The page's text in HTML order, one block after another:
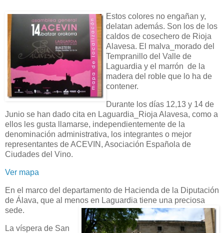
Estos colores no engañan y,
delatan además. Son los de los
caldos de cosechero de Rioja
Alavesa. El malva_morado del
Tempranillo del Valle de
Laguardia y el marrón de la
madera del roble que lo ha de
contener.
Durante los días 12,13 y 14 de
Junio se han dado cita en Laguardia_Rioja Alavesa, como a
ellos les gusta llamarse, independientemente de la
denominación administrativa, los integrantes o mejor
representantes de ACEVIN, Asociación Española de
Ciudades del Vino.
Ver mapa
En el marco del departamento de Hacienda de la Diputación
de Álava, que al menos en Laguardia tiene una preciosa
sede.
La víspera de San